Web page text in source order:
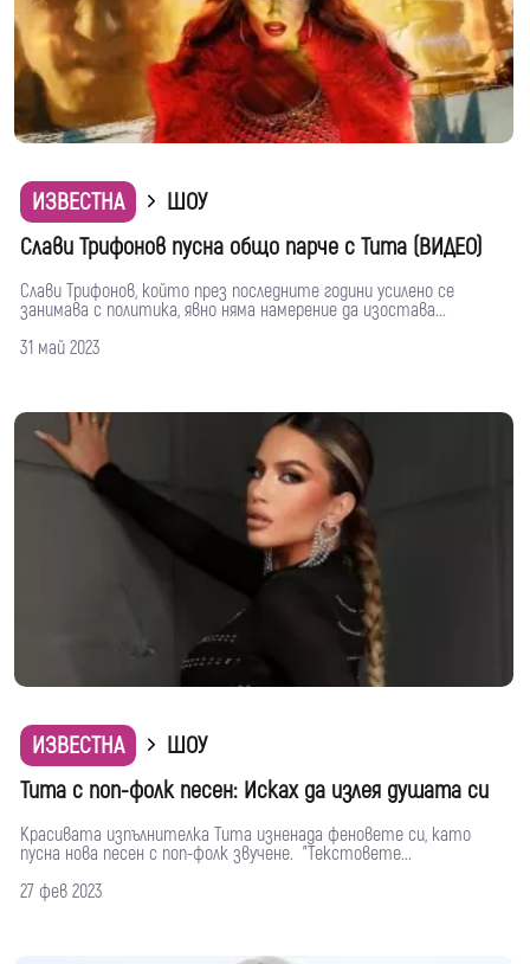
ИЗВЕСТНА
ШОУ
Слави Трифонов пусна общо парче с Тита (ВИДЕО)
Слави Трифонов, който през последните години усилено се
занимава с политика, явно няма намерение да изостава...
31 май 2023
ИЗВЕСТНА
ШОУ
Тита с поп-фолк песен: Исках да излея душата си
Красивата изпълнителка Тита изненада феновете си, като
пусна нова песен с поп-фолк звучене. "Текстовете...
27 фев 2023